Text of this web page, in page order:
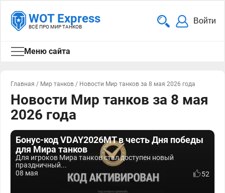
WOT Express
ВСЁ ПРО МИР ТАНКОВ
Войти
Меню сайта
Главная / Мир танков / Новости Мир танков за 8 мая 2026 года
Новости Мир танков за 8 мая
2026 года
Бонус-код VDAY2026MT в честь Дня победы
для Мира танков
Для игроков Мира танков стал доступен новый
праздничный...
08 мая
52